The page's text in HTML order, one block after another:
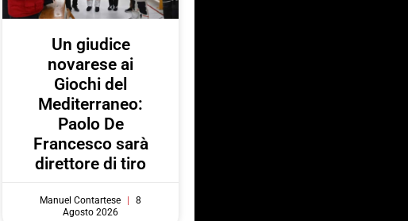
Un giudice
novarese ai
Giochi del
Mediterraneo:
Paolo De
Francesco sarà
direttore di tiro
Manuel Contartese
8
Agosto 2026